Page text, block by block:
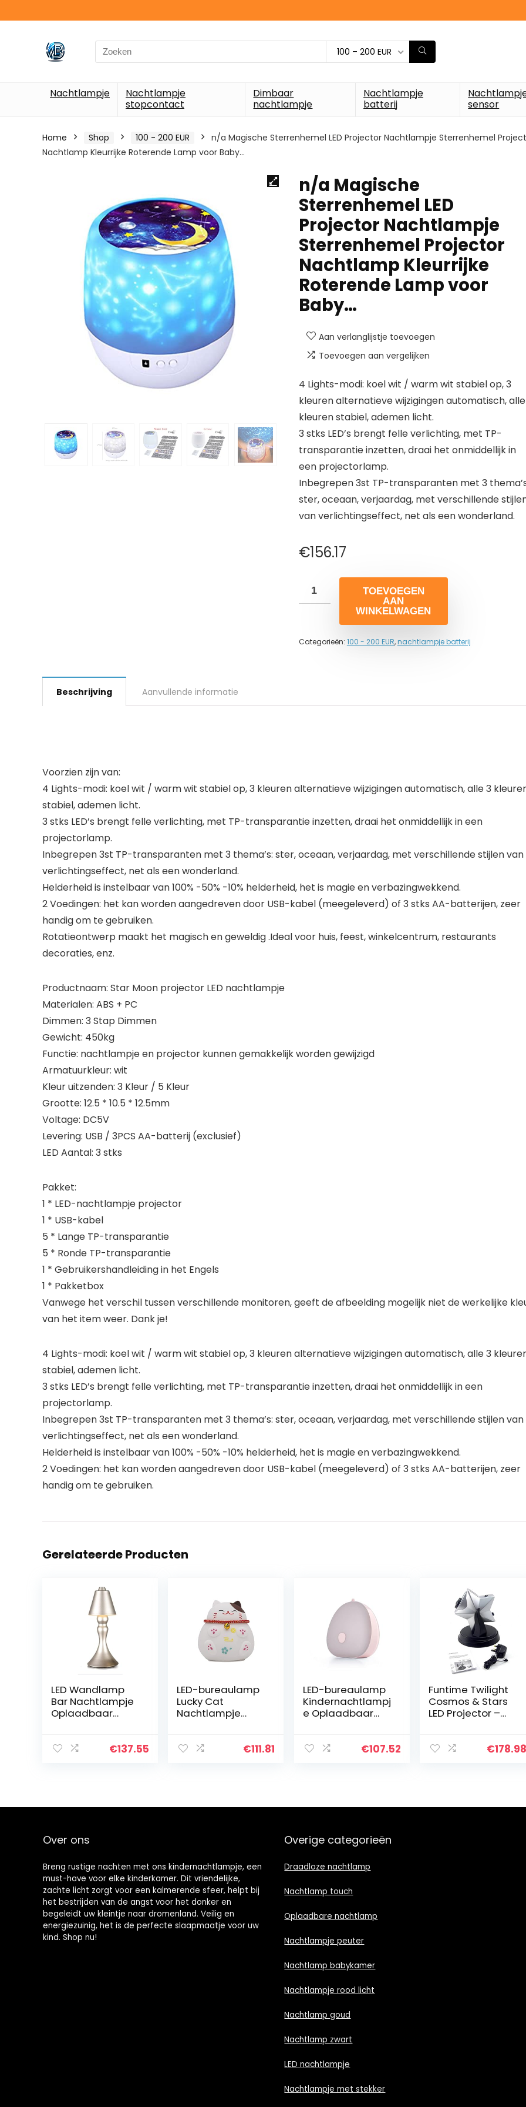
Search
for:
100 – 200 EUR
Nachtlampje
Nachtlampje
stopcontact
Dimbaar
nachtlampje
Nachtlampje
batterij
sensor
Home Shop 100 - 200 EUR
n/a Magische Sterrenhemel LED Projector Nachtlampje Sterrenhemel
Nachtlamp Kleurrijke Roterende Lamp voor Baby…
n/a Magische
Sterrenhemel LED
Projector Nachtlampje
Sterrenhemel Projector
Nachtlamp Kleurrijke
Roterende Lamp voor
Baby…
Aan verlanglijstje toevoegen
Toevoegen aan vergelijken
4 Lights-modi: koel wit / warm wit stabiel op, 3
kleuren alternatieve wijzigingen automatisch,
kleuren stabiel, ademen licht.
3 stks LED’s brengt felle verlichting, met TP-
transparantie inzetten, draai het onmiddellijk in
een projectorlamp.
Inbegrepen 3st TP-transparanten met 3
ster, oceaan, verjaardag, met verschillende
van verlichtingseffect, net als een wonderland.
€156.17
TOEVOEGEN
AAN
WINKELWAGEN
Categorieën: 100 - 200 EUR, nachtlampje batterij
Beschrijving Aanvullende informatie
Voorzien zijn van:
4 Lights-modi: koel wit / warm wit stabiel op, 3 kleuren alternatieve wijzigingen automatisch, alle 3
stabiel, ademen licht.
3 stks LED’s brengt felle verlichting, met TP-transparantie inzetten, draai het onmiddellijk in een
projectorlamp.
Inbegrepen 3st TP-transparanten met 3 thema’s: ster, oceaan, verjaardag, met verschillende stijlen van
verlichtingseffect, net als een wonderland.
Helderheid is instelbaar van 100% -50% -10% helderheid, het is magie en verbazingwekkend.
2 Voedingen: het kan worden aangedreven door USB-kabel (meegeleverd) of 3 stks AA-batterijen, zeer
handig om te gebruiken.
Rotatieontwerp maakt het magisch en geweldig .Ideal voor huis, feest, winkelcentrum, restaurants
decoraties, enz.
Productnaam: Star Moon projector LED nachtlampje
Materialen: ABS + PC
Dimmen: 3 Stap Dimmen
Gewicht: 450kg
Functie: nachtlampje en projector kunnen gemakkelijk worden gewijzigd
Armatuurkleur: wit
Kleur uitzenden: 3 Kleur / 5 Kleur
Grootte: 12.5 * 10.5 * 12.5mm
Voltage: DC5V
Levering: USB / 3PCS AA-batterij (exclusief)
LED Aantal: 3 stks
Pakket:
1 * LED-nachtlampje projector
1 * USB-kabel
5 * Lange TP-transparantie
5 * Ronde TP-transparantie
1 * Gebruikershandleiding in het Engels
1 * Pakketbox
Vanwege het verschil tussen verschillende monitoren, geeft de afbeelding mogelijk niet de werkelijke
van het item weer. Dank je!
4 Lights-modi: koel wit / warm wit stabiel op, 3 kleuren alternatieve wijzigingen automatisch, alle 3
stabiel, ademen licht.
3 stks LED’s brengt felle verlichting, met TP-transparantie inzetten, draai het onmiddellijk in een
projectorlamp.
Inbegrepen 3st TP-transparanten met 3 thema’s: ster, oceaan, verjaardag, met verschillende stijlen van
verlichtingseffect, net als een wonderland.
Helderheid is instelbaar van 100% -50% -10% helderheid, het is magie en verbazingwekkend.
2 Voedingen: het kan worden aangedreven door USB-kabel (meegeleverd) of 3 stks AA-batterijen, zeer
handig om te gebruiken.
Gerelateerde Producten
LED Wandlamp
Bar Nachtlampje
Oplaadbaar
Acryl Touch
€137.55
LED-bureaulamp
Lucky Cat
Nachtlampje
+ siliconen 1W €111.81
LED-bureaulamp
Kindernachtlampj
e Oplaadbaar
dimmende
€107.52
Funtime Twilight
Cosmos & Stars
LED Projector –
Blue Sky –
€178.98
Over ons
Breng rustige nachten met ons kindernachtlampje, een
must-have voor elke kinderkamer. Dit vriendelijke,
zachte licht zorgt voor een kalmerende sfeer, helpt bij
het bestrijden van de angst voor het donker en
begeleidt uw kleintje naar dromenland. Veilig en
energiezuinig, het is de perfecte slaapmaatje voor uw
kind. Shop nu!
Overige categorieën
Draadloze nachtlamp
Nachtlamp touch
Oplaadbare nachtlamp
Nachtlampje peuter
Nachtlamp babykamer
Nachtlampje rood licht
Nachtlamp goud
Nachtlamp zwart
LED nachtlampje
Nachtlampje met stekker